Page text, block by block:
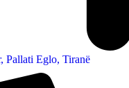
Pallati Eglo, Tiranë